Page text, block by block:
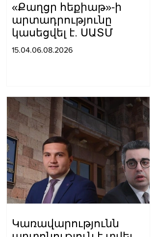
«Քաղցր հեքիաթ»-ի
արտադրությունը
կասեցվել է. ՍԱՏՄ
15.04.06.08.2026
Կառավարությունն